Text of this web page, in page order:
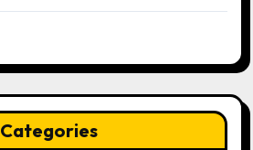
Categories